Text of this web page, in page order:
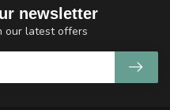
newsletter
our latest offers